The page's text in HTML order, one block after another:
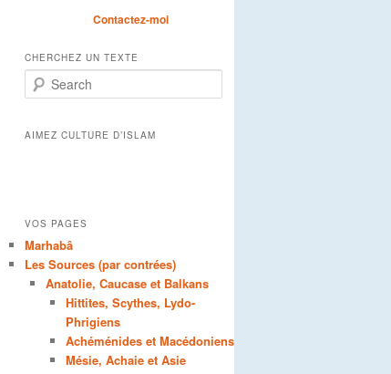
Contactez-moi
CHERCHEZ UN TEXTE
Search
AIMEZ CULTURE D’ISLAM
VOS PAGES
Marhabâ
Les Sources (par contrées)
Anatolie, Caucase et Balkans
Hittites, Scythes, Lydo-
Phrigiens
Achéménides et Macédoniens
Mésie, Achaie et Asie